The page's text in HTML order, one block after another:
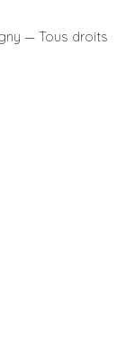
— Tous droits